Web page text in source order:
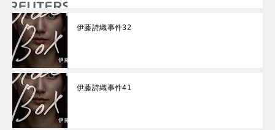
伊藤詩織事件32
伊藤詩織事件41